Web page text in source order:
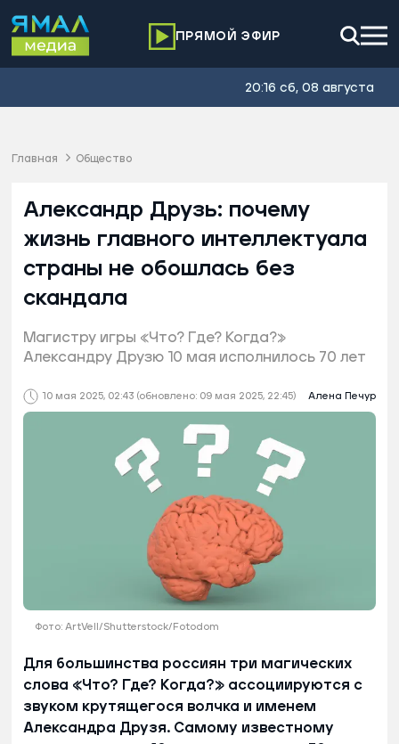
ПРЯМОЙ ЭФИР
20:16 сб, 08 августа
Главная Общество
10 мая 2025, 02:43 (обновлено: 09 мая 2025, 22:45) Алена Печур
Александр Друзь: почему
жизнь главного интеллектуала
страны не обошлась без
скандала
Магистру игры «Что? Где? Когда?»
Александру Друзю 10 мая исполнилось 70 лет
Фото: ArtVell/Shutterstock/Fotodom
Для большинства россиян три магических
слова «Что? Где? Когда?» ассоциируются с
звуком крутящегося волчка и именем
Александра Друзя. Самому известному